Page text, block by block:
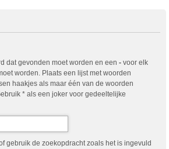
dat gevonden moet worden en een - voor elk
worden. Plaats een lijst met woorden
haakjes als maar één van de woorden
* als een joker voor gedeeltelijke
gebruik de zoekopdracht zoals het is ingevuld